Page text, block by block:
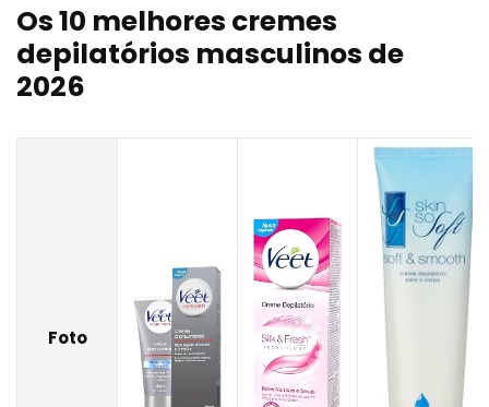
Os 10 melhores cremes
depilatórios masculinos de
2026
Foto